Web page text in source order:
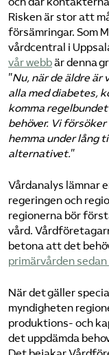
Risken är stor att
försämringar. Som
vårdcentral i
vår webbär denna
”Nu, när de äldre
alla med diabetes,
komma
behöver. Vi
hemma under lång
alternativet.”
Vårdanalys lämnar
regeringen och
regionerna bör
vård.
betona att det
primärvården
När det gäller
myndigheten
produktions- och
det uppdämda